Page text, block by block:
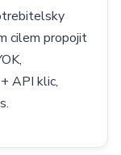
cilem propojit
+ API klic,